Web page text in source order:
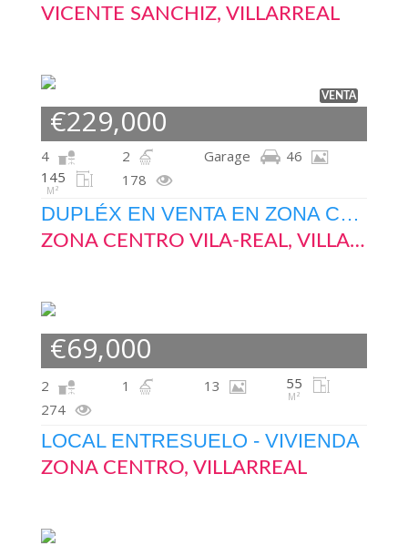
VICENTE SANCHIZ, VILLARREAL
VENTA
DUPLÉX EN VENTA EN ZONA CENTRO VILA-REAL
ZONA CENTRO VILA-REAL, VILLARREAL
4 2 Garage
46
145
M²
178
€229,000
LOCAL ENTRESUELO - VIVIENDA
ZONA CENTRO, VILLARREAL
2 1 13 55
M²
274
€69,000